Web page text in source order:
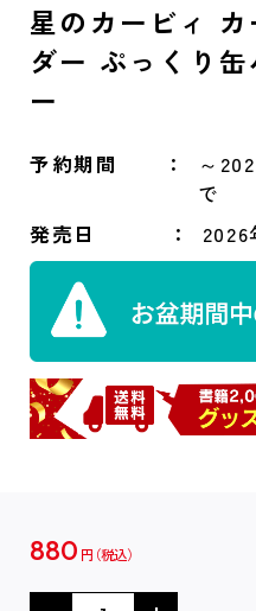
星のカービィ
ダー ぷっくり
ー
予約期間
～
で
発売日
880 円